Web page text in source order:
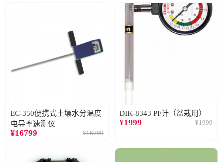
EC-350便携式土壤水分温度
电导率速测仪
¥16799 ¥16799
DIK-8343 PF计（盆栽用）
¥1999 ¥1999